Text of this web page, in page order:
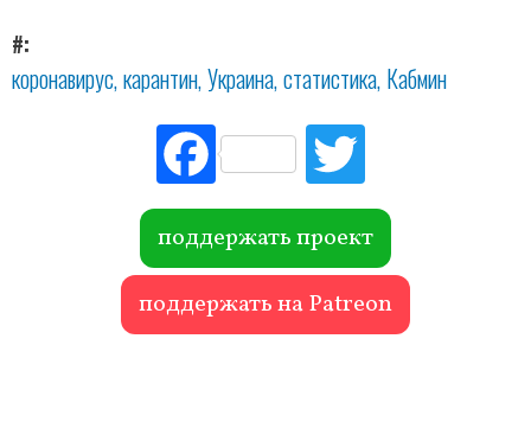
#
коронавирус карантин Украина статистика Кабмин
Fac
ebo
ok r
поддержать проект
поддержать на Patreon